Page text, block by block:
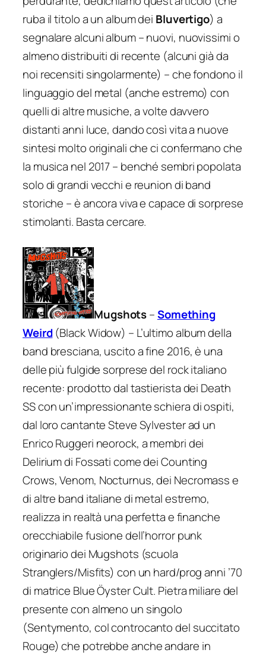
ruba il titolo a un album dei Bluvertigo) a
segnalare alcuni album – nuovi, nuovissimi o
almeno distribuiti di recente (alcuni già da
noi recensiti singolarmente) – che fondono il
linguaggio del metal (anche estremo) con
quelli di altre musiche, a volte davvero
distanti anni luce, dando così vita a nuove
sintesi molto originali che ci confermano che
la musica nel 2017 – benché sembri popolata
solo di grandi vecchi e reunion di band
storiche – è ancora viva e capace di sorprese
stimolanti. Basta cercare.
Mugshots–Something
Weird(Black Widow) – L’ultimo album della
band bresciana, uscito a fine 2016, è una
delle più fulgide sorprese del rock italiano
recente: prodotto dal tastierista dei Death
SS con un’impressionante schiera di ospiti,
dal loro cantante Steve Sylvester ad un
Enrico Ruggeri neorock, a membri dei
Delirium di Fossati come dei Counting
Crows, Venom, Nocturnus, dei Necromass e
di altre band italiane di metal estremo,
realizza in realtà una perfetta e finanche
orecchiabile fusione dell’horror punk
originario dei Mugshots (scuola
Stranglers/Misfits) con un hard/prog anni ’70
di matrice Blue Öyster Cult. Pietra miliare del
presente con almeno un singolo
(Sentymento, col controcanto del succitato
Rouge) che potrebbe anche andare in